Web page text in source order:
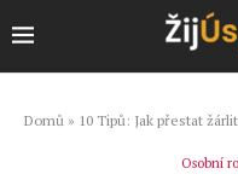
Domů » 10 Tipů: Jak přestat
Osobní